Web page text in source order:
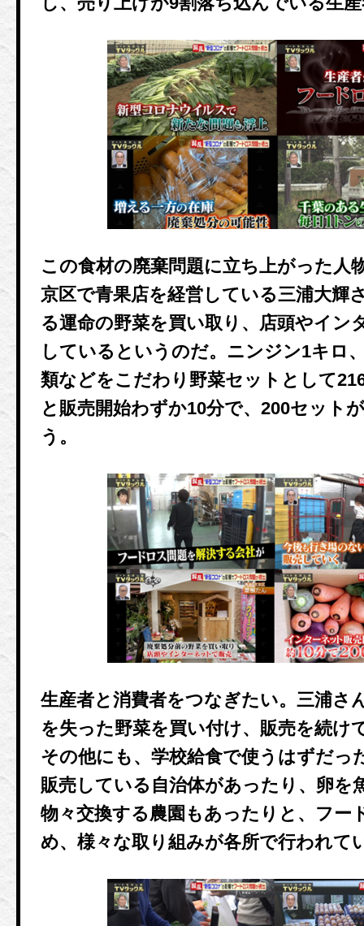
この食材の廃棄問題に立ち上がった人
京区で青果店を経営している三浦大輝
る運命の野菜を買い取り、店頭やイン
しているというのだ。ニンジン1キロ
類などをこだわり野菜セットとして
と販売開始わずか10分で、200セット
う。
生産者と消費者をつなぎたい。三浦さ
を失った野菜を買い付け、販売を続け
その他にも、学校給食で使うはずだっ
販売している自治体があったり、卵を
物々交換する農園もあったりと、フー
め、様々な取り組みが各所で行われて